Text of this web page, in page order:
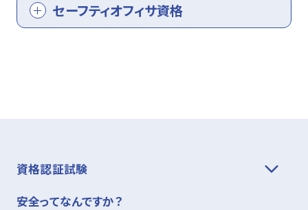
セーフティオフィサ資格
資格認証試験
安全ってなんですか？